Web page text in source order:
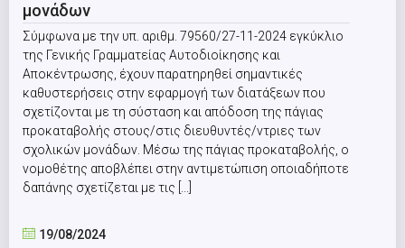
μονάδων
Σύμφωνα με την υπ. αριθμ. 79560/27-11-2024 εγκύκλιο
της Γενικής Γραμματείας Αυτοδιοίκησης και
Αποκέντρωσης, έχουν παρατηρηθεί σημαντικές
καθυστερήσεις στην εφαρμογή των διατάξεων που
σχετίζονται με τη σύσταση και απόδοση της πάγιας
προκαταβολής στους/στις διευθυντές/ντριες των
σχολικών μονάδων. Μέσω της πάγιας προκαταβολής, ο
νομοθέτης αποβλέπει στην αντιμετώπιση οποιαδήποτε
δαπάνης σχετίζεται με τις [...]
19/08/2024